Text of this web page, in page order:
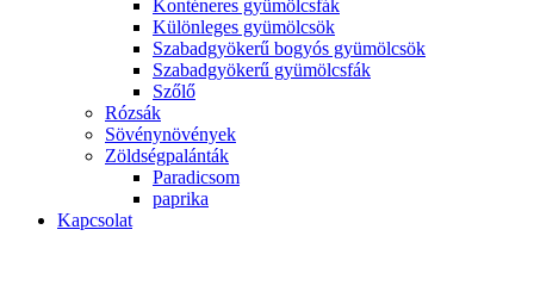
Konténeres gyümölcsfák
Különleges gyümölcsök
Szabadgyökerű bogyós gyümölcsök
Szabadgyökerű gyümölcsfák
Szőlő
Rózsák
Sövénynövények
Zöldségpalánták
Paradicsom
paprika
Kapcsolat